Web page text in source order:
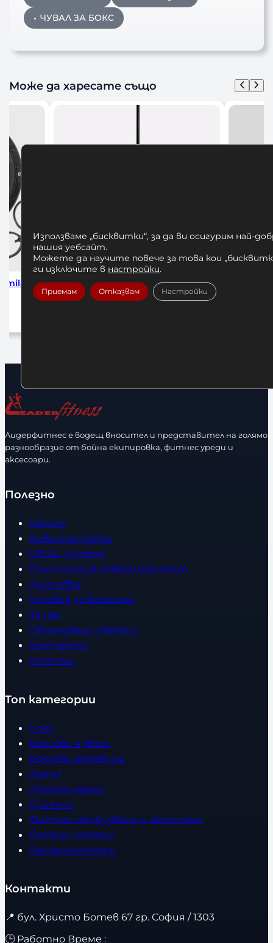
ЧУВАЛ ЗА БОКС
Може да харесате също
Hayabusa Double End Ball
25,00€/ 48,90 лв.
Лидерфитнес е водещ вносител и представител на голямо
разнообразие от бойна екипировка, фитнес уреди и
аксесоари.
Полезно
Начало
Нови продукти
Общи условия
Политика за поверителност
Доставка
Условия за връщане
За нас
Оборудвани обекти
Контакти
Статии
Топ категории
Бокс
Боксови чували
Боксови ръкавици
Дрехи
Детски дрехи
Суичъри
Фитнес оборудване и аксесоари
Бягащи пътеки
Велоергометри
Контакти
📍 бул. Христо Ботев 67 гр. София / 1303
🕒 Работно Време :
Използваме „бисквитки“, за да ви осигурим най-
нашия уебсайт.
Можете да научите повече за това кои
ги изключите в настройки.
Приемам Отказвам Настройки